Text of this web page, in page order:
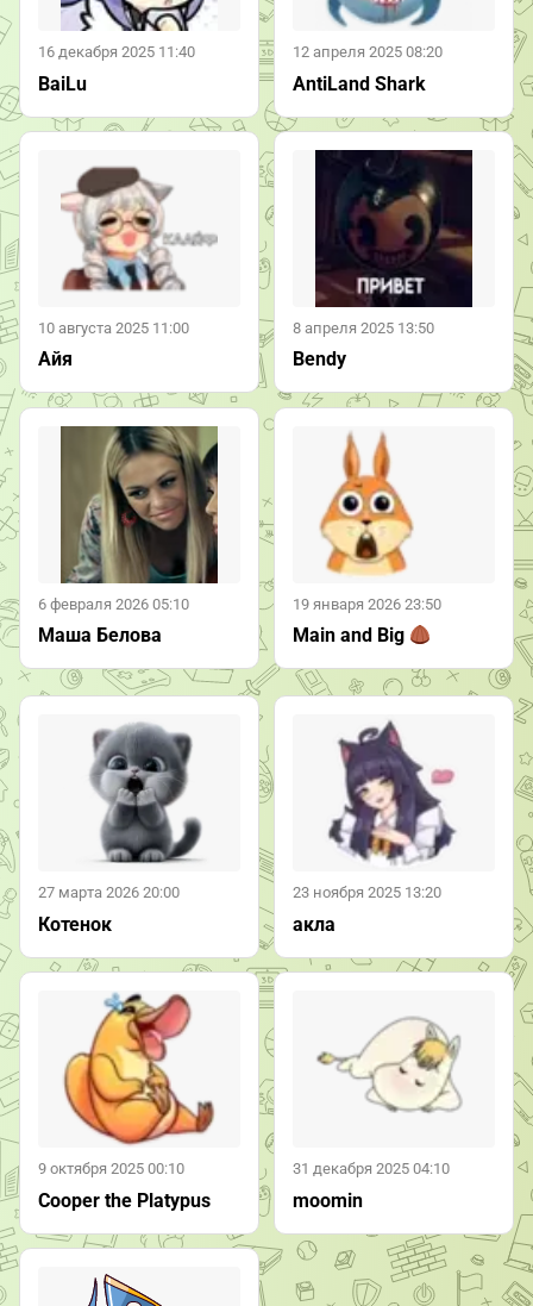
16 декабря 2025 11:40
BaiLu
12 апреля 2025 08:20
AntiLand Shark
10 августа 2025 11:00
Айя
8 апреля 2025 13:50
Bendy
6 февраля 2026 05:10
Маша Белова
19 января 2026 23:50
Main and Big
27 марта 2026 20:00
Котенок
23 ноября 2025 13:20
акла
9 октября 2025 00:10
Cooper the Platypus
31 декабря 2025 04:10
moomin